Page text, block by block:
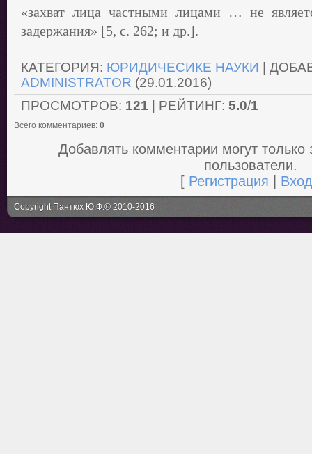
«захват лица частными лицами … не
задержания» [5, с. 262; и др.].
КАТЕГОРИЯ: ЮРИДИЧЕСИКЕ НАУКИ |
ADMINISTRATOR (29.01.2016)
ПРОСМОТРОВ: 121 | РЕЙТИНГ: 5.0/1
Всего комментариев: 0
Добавлять комментарии могут только
пользователи.
[ Регистрация Вход
Copyright Пантюх Ю.Ф.© 2010-2016